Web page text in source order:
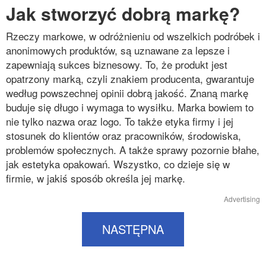
Jak stworzyć dobrą markę?
Rzeczy markowe, w odróżnieniu od wszelkich podróbek i
anonimowych produktów, są uznawane za lepsze i
zapewniają sukces biznesowy. To, że produkt jest
opatrzony marką, czyli znakiem producenta, gwarantuje
według powszechnej opinii dobrą jakość. Znaną markę
buduje się długo i wymaga to wysiłku. Marka bowiem to
nie tylko nazwa oraz logo. To także etyka firmy i jej
stosunek do klientów oraz pracowników, środowiska,
problemów społecznych. A także sprawy pozornie błahe,
jak estetyka opakowań. Wszystko, co dzieje się w
firmie, w jakiś sposób określa jej markę.
Advertising
NASTĘPNA